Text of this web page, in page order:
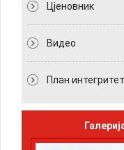
Цјеновник
Видео
План